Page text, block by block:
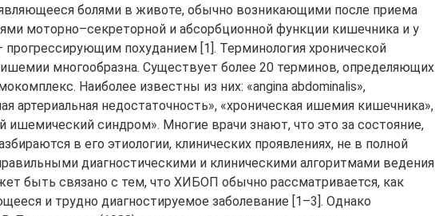
болями в животе, обычно возникающими после приема
моторно–секреторной и абсорбционной функции кишечника и у
прогрессирующим похуданием [1]. Термино­логия хронической
многообразна. Существует более 20 терминов, определяющих
Наиболее известны из них: «аngina abdominalis»,
артериальная недостаточность», «хроническая ишемия кишечника»,
ишемический синдром». Многие врачи знают, что это за состояние,
в его этиологии, клинических проявлениях, не в полной
диагностическими и клиническими алгоритмами ведения
быть связано с тем, что ХИБОП обычно рассматривается, как
и трудно диагностируемое заболевание [1–3]. Однако